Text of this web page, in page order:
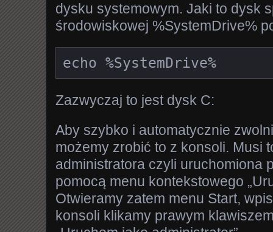
dysku systemowym. Jaki to dysk
środowiskowej %SystemDrive%
echo %SystemDrive%
Zazwyczaj to jest dysk C:
Aby szybko i automatycznie
możemy zrobić to z konsoli. Musi
administratora czyli uruchomiona
pomocą menu kontekstowego
Otwieramy zatem menu Start,
konsoli klikamy prawym